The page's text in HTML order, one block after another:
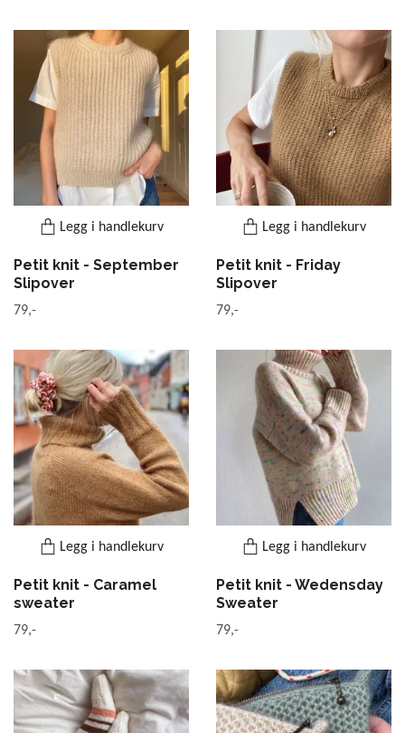
Legg i handlekurv
Petit knit - September
Slipover
79,-
Legg i handlekurv
Petit knit - Friday
Slipover
79,-
Legg i handlekurv
Petit knit - Caramel
sweater
79,-
Legg i handlekurv
Petit knit - Wedensday
Sweater
79,-